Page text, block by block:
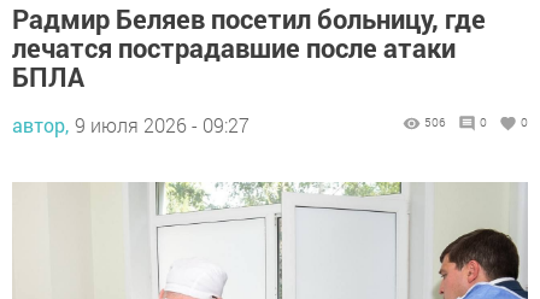
Радмир Беляев посетил больницу, где
лечатся пострадавшие после атаки
БПЛА
автор, 9 июля 2026 - 09:27 506 0 0